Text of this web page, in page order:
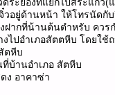
วอยู่ด้านหน้า ให้โทรนัดกั
ฝากที่น้านต้นตำหรับ ควร
งไปอำเภอสัตตหีบ โดยใ
ตหีบ
ที่บ้านอำเภอ สัตหีบ
ง อาคาซ่า